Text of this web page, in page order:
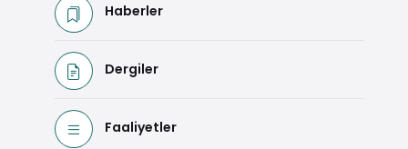
Haberler
Dergiler
Faaliyetler